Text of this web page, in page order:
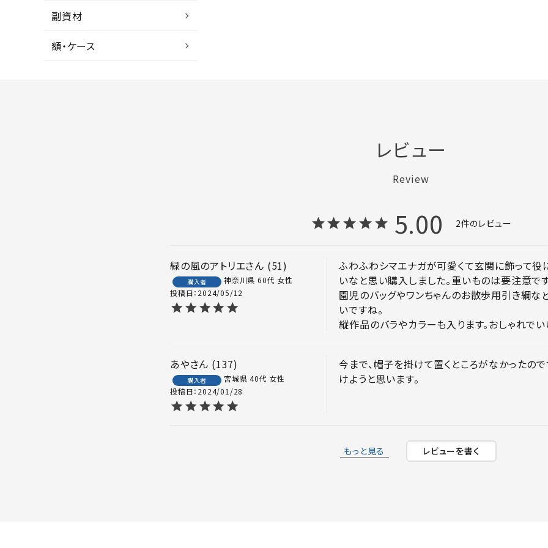
副資材
額・ケース
レビュー
Review
5.00 2
緑の風のアトリエ 51
購入者 神奈川県 60代 女性
投稿日 2024/05/12
ふわふわシマエナガが可愛くて玄関に飾って役
いなと思い購入しました。重いものは要注意で
園児のバッグやワンちゃんのお散歩用引き綱な
いですね。
縦作品のバラやカラーも入ります。おしゃれでい
あや 137
購入者 宮城県 40代 女性
投稿日 2024/01/28
今まで、帽子を掛けて置くところがなかったの
けようと思います。
もっと見る レビューを書く